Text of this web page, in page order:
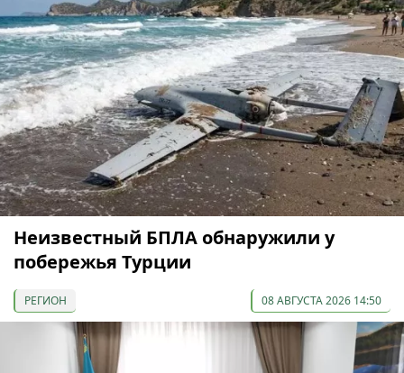
Неизвестный БПЛА обнаружили у
побережья Турции
РЕГИОН 08 АВГУСТА 2026 14:50